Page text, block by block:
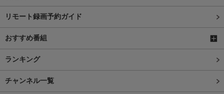
リモート録画予約ガイド
おすすめ番組
ランキング
チャンネル一覧